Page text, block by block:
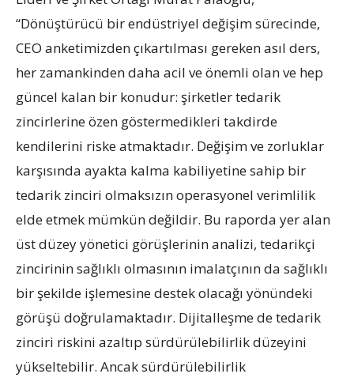
“Dönüştürücü bir endüstriyel değişim sürecinde,
CEO anketimizden çıkartılması gereken asıl ders,
her zamankinden daha acil ve önemli olan ve hep
güncel kalan bir konudur: şirketler tedarik
zincirlerine özen göstermedikleri takdirde
kendilerini riske atmaktadır. Değişim ve zorluklar
karşısında ayakta kalma kabiliyetine sahip bir
tedarik zinciri olmaksızın operasyonel verimlilik
elde etmek mümkün değildir. Bu raporda yer alan
üst düzey yönetici görüşlerinin analizi, tedarikçi
zincirinin sağlıklı olmasının imalatçının da sağlıklı
bir şekilde işlemesine destek olacağı yönündeki
görüşü doğrulamaktadır. Dijitalleşme de tedarik
zinciri riskini azaltıp sürdürülebilirlik düzeyini
yükseltebilir. Ancak sürdürülebilirlik